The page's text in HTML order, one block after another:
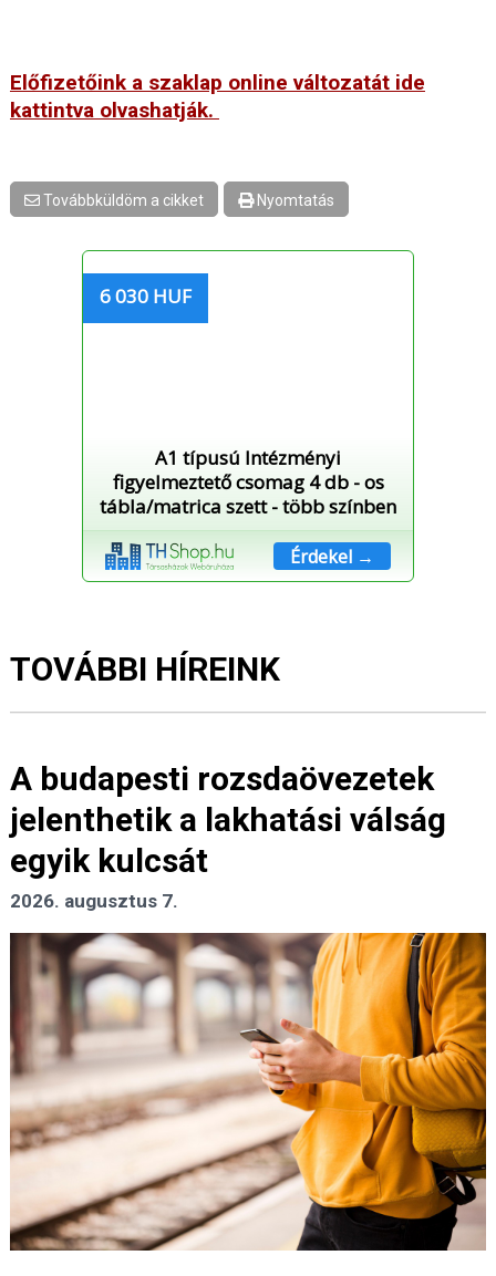
Előfizetőink a szaklap online változatát ide
kattintva olvashatják.
Továbbküldöm a cikket Nyomtatás
6 030 HUF
A1 típusú Intézményi
figyelmeztető csomag 4 db - os
tábla/matrica szett - több színben
Érdekel →
TOVÁBBI HÍREINK
A budapesti rozsdaövezetek
jelenthetik a lakhatási válság
egyik kulcsát
2026. augusztus 7.